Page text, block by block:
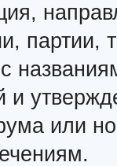
партии,
и
или